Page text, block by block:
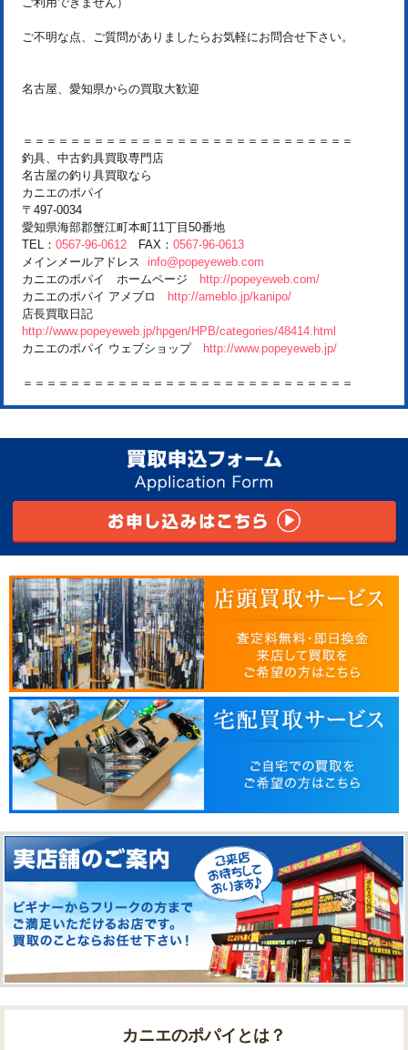
ご不明な点、ご質問がありましたらお気軽にお問合せ下さい。
名古屋、愛知県からの買取大歓迎
＝＝＝＝＝＝＝＝＝＝＝＝＝＝＝＝＝＝＝＝＝＝＝＝＝＝＝＝
釣具、中古釣具買取専門店
名古屋の釣り具買取なら
カニエのポパイ
〒497-0034
愛知県海部郡蟹江町本町11丁目50番地
TEL： 0567-96-0612 FAX： 0567-96-0613
メインメールアドレス
info@popeyeweb.com
カニエのポパイ ホームページ http://popeyeweb.com/
カニエのポパイ アメブロ http://ameblo.jp/kanipo/
店長買取日記
http://www.popeyeweb.jp/hpgen/HPB/categories/48414.html
カニエのポパイ ウェブショップ http://www.popeyeweb.jp/
＝＝＝＝＝＝＝＝＝＝＝＝＝＝＝＝＝＝＝＝＝＝＝＝＝＝＝＝
カニエのポパイとは？